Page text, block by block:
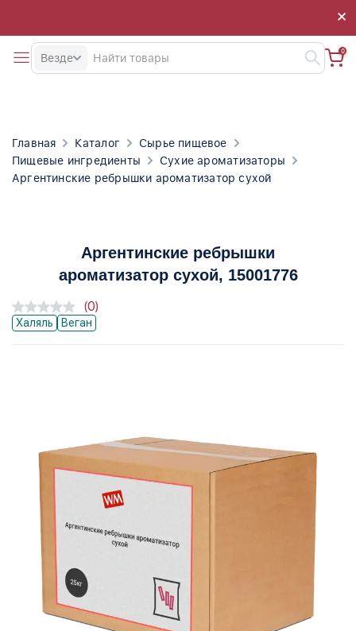
×
×
Везде
0
Главная Каталог
Сырье пищевое
Пищевые ингредиенты
Сухие ароматизаторы
Аргентинские ребрышки ароматизатор сухой
Аргентинские ребрышки
ароматизатор сухой, 15001776
Халяль Веган
(0)